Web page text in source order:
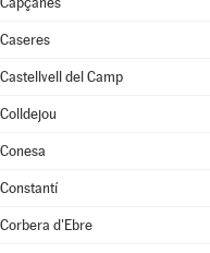
Caseres
Castellvell del Camp
Colldejou
Conesa
Constantí
Corbera d'Ebre